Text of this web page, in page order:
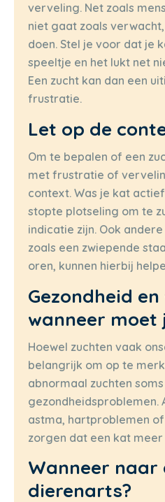
verveling. Net zoals
niet gaat zoals
doen. Stel je voor dat je
speeltje en het lukt net
Een zucht kan dan een
frustratie.
Let op de
Om te bepalen of een
met frustratie of
context. Was je kat
stopte plotseling om te
indicatie zijn. Ook
zoals een zwiepende
oren, kunnen hierbij
Gezondheid
wanneer moet
Hoewel zuchten vaak
belangrijk om op te
abnormaal zuchten
gezondheidsproblemen.
astma, hartproblemen
zorgen dat een kat meer
Wanneer naar
dierenarts?